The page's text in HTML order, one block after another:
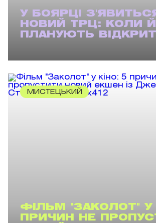
У БОЯРЦІ
НОВИЙ ТРЦ: КОЛИ
ПЛАНУЮТЬ
МИСТЕЦЬКИЙ
ФІЛЬМ "ЗАКОЛОТ" У
ПРИЧИН НЕ